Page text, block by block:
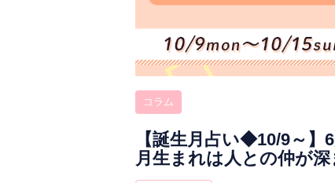
コラム
【誕生月占い◆10/9～
月生まれは人との仲が